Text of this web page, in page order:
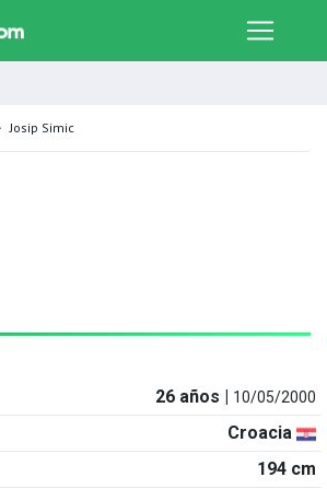
Josip Simic
26 años | 10/05/2000
Croacia
194 cm